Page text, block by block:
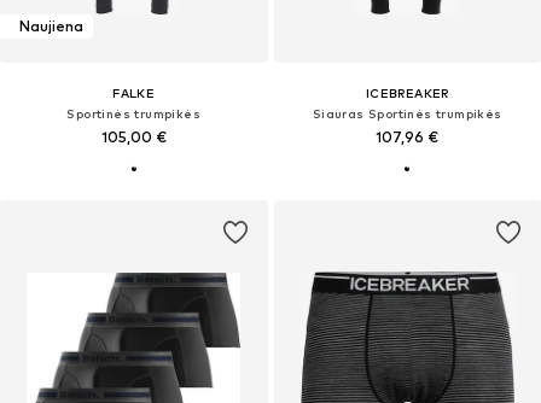
Naujiena
FALKE
Sportinės trumpikės
105,00 €
ICEBREAKER
Siauras Sportinės trumpikės
107,96 €